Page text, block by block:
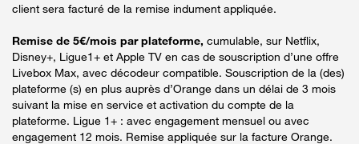
client sera facturé de la remise indument appliquée.
Remise de 5€/mois par plateforme, cumulable, sur Netflix,
Disney+, Ligue1+ et Apple TV en cas de souscription d’une offre
Livebox Max, avec décodeur compatible. Souscription de la (des)
plateforme (s) en plus auprès d’Orange dans un délai de 3 mois
suivant la mise en service et activation du compte de la
plateforme. Ligue 1+ : avec engagement mensuel ou avec
engagement 12 mois. Remise appliquée sur la facture Orange.